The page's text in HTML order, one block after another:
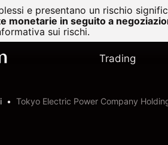
e presentano un rischio
monetarie in seguito a
sui rischi.
Trading
Tokyo Electric Power Company